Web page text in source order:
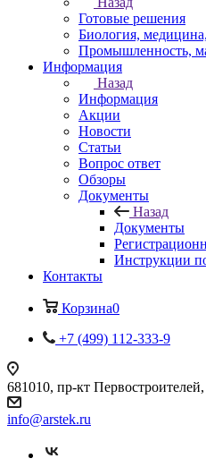
Готовые решения
Биология,
Промышленность,
Информация
Назад
Информация
Акции
Новости
Статьи
Вопрос ответ
Обзоры
Документы
Назад
Документы
Инструкции
Контакты
Корзина0
+7 (499) 112-333-9
681010, пр-кт Первостроителей,
info@arstek.ru